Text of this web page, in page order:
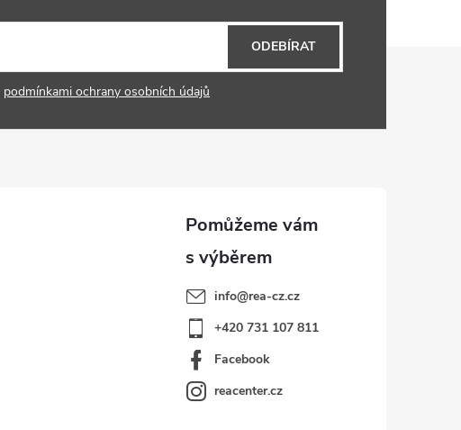
podmínkami ochrany osobních údajů
ODEBÍRAT
info@rea-cz.cz
+420 731 107 811
Facebook
reacenter.cz